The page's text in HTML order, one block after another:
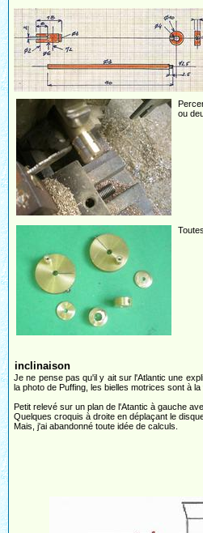
ou
inclinaison
Je ne pense pas qu'il y ait sur l'Atlantic une
la photo de Puffing, les bielles motrices sont à la
Petit relevé sur un plan de l'Atantic à gauche
Quelques croquis à droite en déplaçant le
Mais, j'ai abandonné toute idée de calculs.